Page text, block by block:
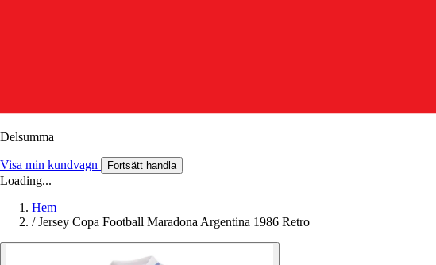
Delsumma
Visa min kundvagn Fortsätt handla
Loading...
Hem
/ Jersey Copa Football Maradona Argentina 1986 Retro